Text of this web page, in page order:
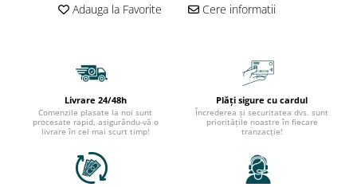
Adauga la Favorite Cere informatii
Livrare 24/48h
Comenzile plasate la noi sunt
procesate rapid, asigurându-vă o
livrare în cel mai scurt timp!
Plăți sigure cu cardul
Încrederea și securitatea dvs. sunt
prioritățile noastre în fiecare
tranzacție!